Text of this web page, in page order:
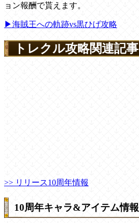
ョン報酬で貰えます。
▶海賊王への軌跡vs黒ひげ攻略
トレクル攻略関連記事
>> リリース10周年情報
10周年キャラ&アイテム情報